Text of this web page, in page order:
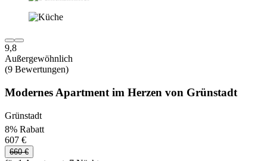
9,8
Außergewöhnlich
(9 Bewertungen)
Modernes Apartment im Herzen von Grünstadt
Grünstadt
8% Rabatt
607 €
660 €